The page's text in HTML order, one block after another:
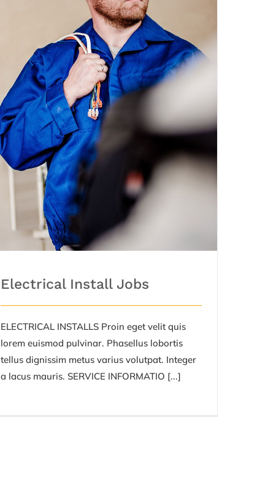
Electrical Install Jobs
Electrical Install Jobs
ELECTRICAL INSTALLS Proin eget velit quis
lorem euismod pulvinar. Phasellus lobortis
tellus dignissim metus varius volutpat. Integer
a lacus mauris. SERVICE INFORMATIO [...]